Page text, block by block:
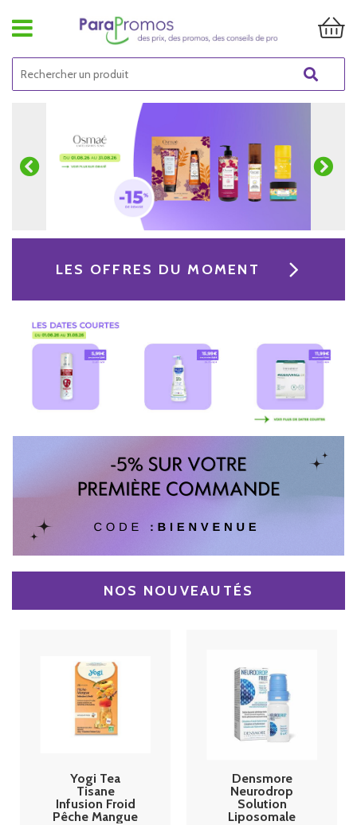
LES OFFRES DU MOMENT
NOS NOUVEAUTÉS
Yogi Tea
Tisane
Infusion Froid
Pêche Mangue
Densmore
Neurodrop
Solution
Liposomale